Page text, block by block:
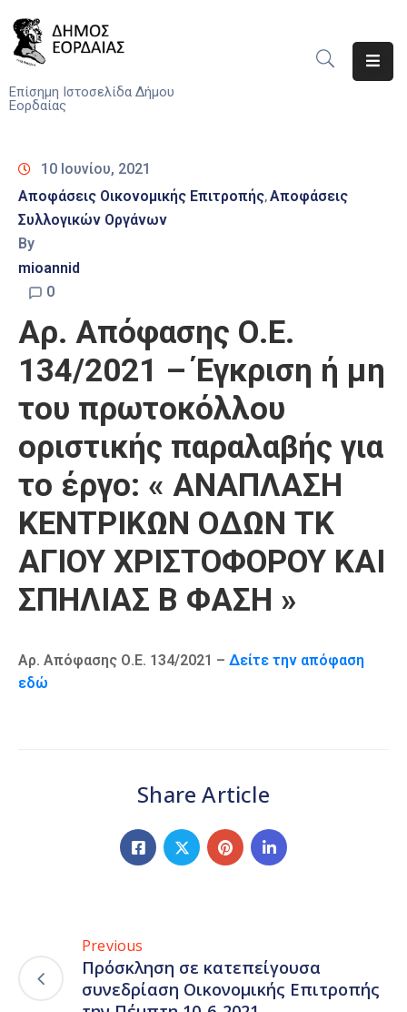
Επίσημη Ιστοσελίδα Δήμου
Εορδαίας
Υπηρεσίες
Του
Δήμου
Αποφάσεις
10 Ιουνίου, 2021
Αποφάσεις Οικονομικής Επιτροπής‚Αποφάσεις
Συλλογικών Οργάνων
By
mioannid
0
Αρ. Απόφασης Ο.Ε.
134/2021 – Έγκριση ή μη
του πρωτοκόλλου
οριστικής παραλαβής για
το έργο: « ΑΝΑΠΛΑΣΗ
ΚΕΝΤΡΙΚΩΝ ΟΔΩΝ ΤΚ
ΑΓΙΟΥ ΧΡΙΣΤΟΦΟΡΟΥ ΚΑΙ
ΣΠΗΛΙΑΣ Β ΦΑΣΗ »
Αρ. Απόφασης Ο.Ε. 134/2021 – Δείτε την απόφαση
εδώ
Share Article
Previous
Πρόσκληση σε κατεπείγουσα
συνεδρίαση Οικονομικής Επιτροπής